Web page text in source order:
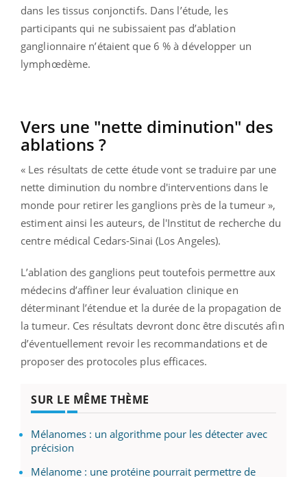
dans les tissus conjonctifs. Dans l’étude, les
participants qui ne subissaient pas d’ablation
ganglionnaire n’étaient que 6 % à développer un
lymphœdème.
Vers une "nette diminution" des
ablations ?
« Les résultats de cette étude vont se traduire par une
nette diminution du nombre d'interventions dans le
monde pour retirer les ganglions près de la tumeur »,
estiment ainsi les auteurs, de l'Institut de recherche du
centre médical Cedars-Sinai (Los Angeles).
L’ablation des ganglions peut toutefois permettre aux
médecins d’affiner leur évaluation clinique en
déterminant l’étendue et la durée de la propagation de
la tumeur. Ces résultats devront donc être discutés afin
d’éventuellement revoir les recommandations et de
proposer des protocoles plus efficaces.
SUR LE MÊME THÈME
Mélanomes : un algorithme pour les détecter avec
précision
Mélanome : une protéine pourrait permettre de